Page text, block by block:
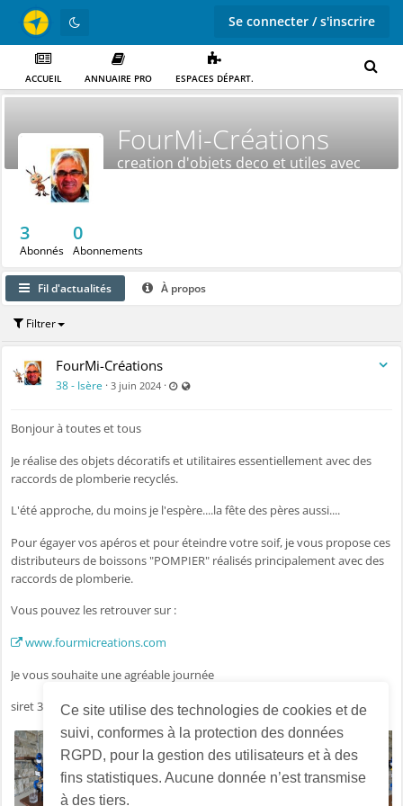
Ce site utilise des technologies de cookies et de
suivi, conformes à la protection des données
RGPD, pour la gestion des utilisateurs et à des
fins statistiques. Aucune donnée n’est transmise
à des tiers.
Se connecter / s'inscrire
ACCUEIL ANNUAIRE PRO ESPACES DÉPART.
FourMi-Créations
creation d'objets deco et utiles avec
3
Abonnés
0
Abonnements
Fil d'actualités À propos
Filtrer
FourMi-Créations
38 - Isère · 3 juin 2024 · Dernière mise à jour: 3 juin 2024 - 17:39
Bonjour à toutes et tous
Je réalise des objets décoratifs et utilitaires essentiellement avec des
raccords de plomberie recyclés.
L'été approche, du moins je l'espère....la fête des pères aussi....
Pour égayer vos apéros et pour éteindre votre soif, je vous propose ces
distributeurs de boissons "POMPIER" réalisés principalement avec des
raccords de plomberie.
Vous pouvez les retrouver sur :
www.fourmicreations.com
Je vous souhaite une agréable journée
siret 30991498400021